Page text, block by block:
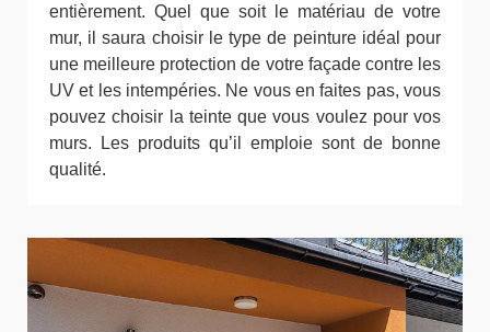
entièrement. Quel que soit le matériau de votre
mur, il saura choisir le type de peinture idéal pour
une meilleure protection de votre façade contre les
UV et les intempéries. Ne vous en faites pas, vous
pouvez choisir la teinte que vous voulez pour vos
murs. Les produits qu’il emploie sont de bonne
qualité.